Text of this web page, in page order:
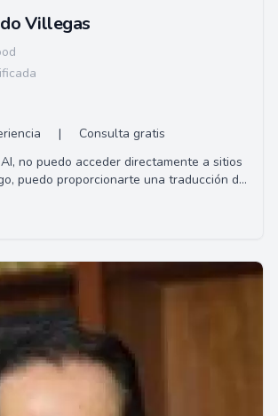
Villegas
|
Consulta gratis
no puedo acceder directamente a sitios
puedo proporcionarte una traducción de